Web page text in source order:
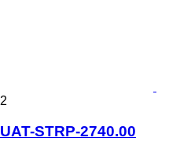
2
UAT-STRP-2740.00